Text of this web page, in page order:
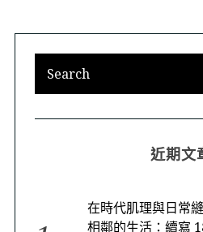
近期文
在時代肌理與日常
相鄰的生活：續寫